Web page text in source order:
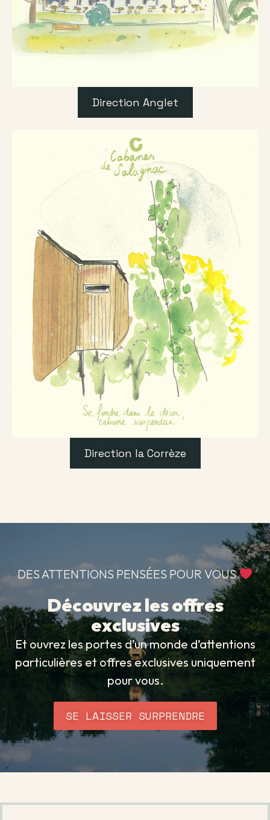
Direction Anglet
Direction la Corrèze
DES ATTENTIONS PENSÉES POUR VOUS
Découvrez les offres
exclusives
Et ouvrez les portes d’un monde d’attentions
particulières et offres exclusives uniquement
pour vous.
SE LAISSER SURPRENDRE